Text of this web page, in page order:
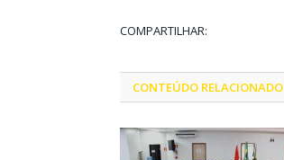
COMPARTILHAR:
CONTEÚDO RELACIONADO